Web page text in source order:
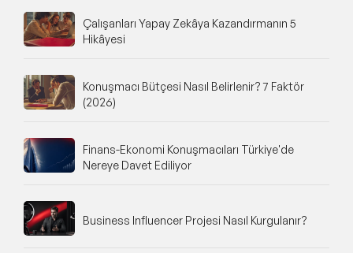
Çalışanları Yapay Zekâya Kazandırmanın 5
Hikâyesi
Konuşmacı Bütçesi Nasıl Belirlenir? 7 Faktör
(2026)
Finans-Ekonomi Konuşmacıları Türkiye'de
Nereye Davet Ediliyor
Business Influencer Projesi Nasıl Kurgulanır?